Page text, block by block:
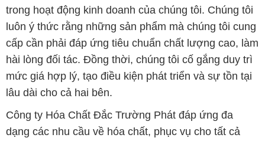
trong hoạt động kinh doanh của chúng tôi. Chúng tôi
luôn ý thức rằng những sản phẩm mà chúng tôi cung
cấp cần phải đáp ứng tiêu chuẩn chất lượng cao, làm
hài lòng đối tác. Đồng thời, chúng tôi cố gắng duy trì
mức giá hợp lý, tạo điều kiện phát triển và sự tồn tại
lâu dài cho cả hai bên.
Công ty Hóa Chất Đắc Trường Phát đáp ứng đa
dạng các nhu cầu về hóa chất, phục vụ cho tất cả